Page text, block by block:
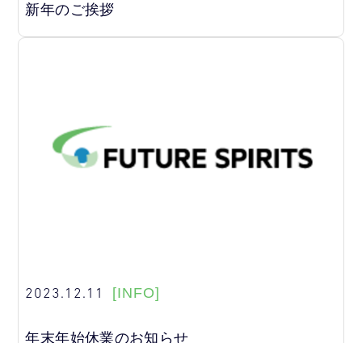
新年のご挨拶
2023.12.11 [INFO]
年末年始休業のお知らせ